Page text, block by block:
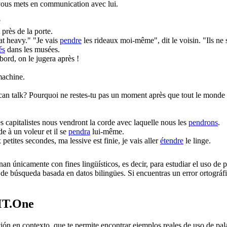
mets en communication avec lui.
de la porte.
heavy." "Je vais pendre les rideaux moi-même", dit le voisin. "Ils ne
dans les musées.
on le jugera après !
talk? Pourquoi ne restes-tu pas un moment après que tout le
capitalistes nous vendront la corde avec laquelle nous les pendrons.
à un voleur et il se pendra lui-même.
petites secondes, ma lessive est finie, je vais allerétendre le linge.
únicamente con fines lingüísticos, es decir, para estudiar el uso
búsqueda basada en datos bilingües. Si encuentras un error
en contexto, que te permite encontrar ejemplos reales de uso de